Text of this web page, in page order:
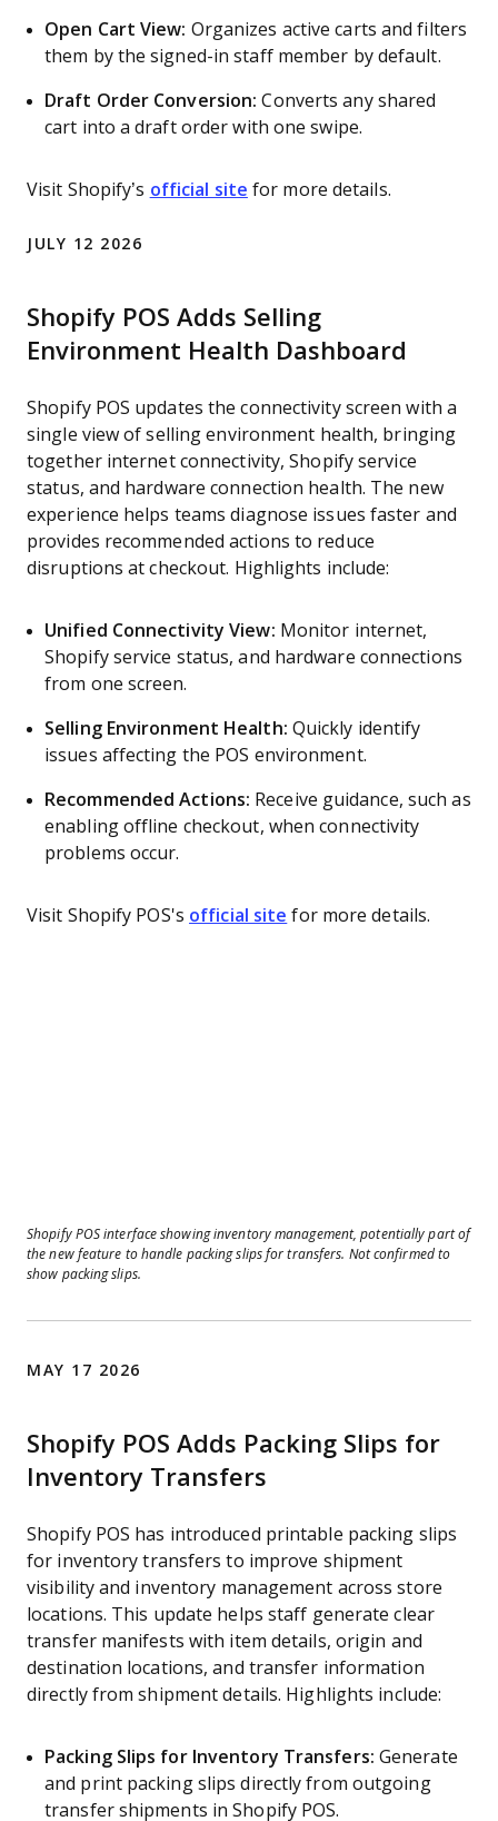
Open Cart View: Organizes active carts and filters
them by the signed-in staff member by default.
Draft Order Conversion: Converts any shared
cart into a draft order with one swipe.
Visit Shopify’s official site for more details.
JULY 12 2026
Shopify POS Adds Selling
Environment Health Dashboard
Shopify POS updates the connectivity screen with a
single view of selling environment health, bringing
together internet connectivity, Shopify service
status, and hardware connection health. The new
experience helps teams diagnose issues faster and
provides recommended actions to reduce
disruptions at checkout. Highlights include:
Unified Connectivity View: Monitor internet,
Shopify service status, and hardware connections
from one screen.
Selling Environment Health: Quickly identify
issues affecting the POS environment.
Recommended Actions: Receive guidance, such as
enabling offline checkout, when connectivity
problems occur.
Visit Shopify POS's official site for more details.
Shopify POS interface showing inventory management, potentially part of
the new feature to handle packing slips for transfers. Not confirmed to
show packing slips.
MAY 17 2026
Shopify POS Adds Packing Slips for
Inventory Transfers
Shopify POS has introduced printable packing slips
for inventory transfers to improve shipment
visibility and inventory management across store
locations. This update helps staff generate clear
transfer manifests with item details, origin and
destination locations, and transfer information
directly from shipment details. Highlights include:
Packing Slips for Inventory Transfers: Generate
and print packing slips directly from outgoing
transfer shipments in Shopify POS.